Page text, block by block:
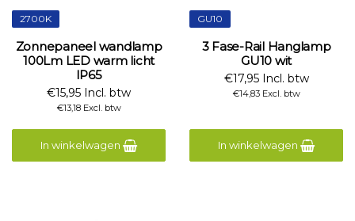
2700K
Zonnepaneel wandlamp
100Lm LED warm licht
IP65
€15,95 Incl. btw
€13,18 Excl. btw
In winkelwagen
GU10
3 Fase-Rail Hanglamp
GU10 wit
€17,95 Incl. btw
€14,83 Excl. btw
In winkelwagen